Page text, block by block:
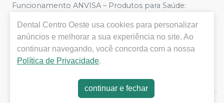
Funcionamento ANVISA – Produtos para Saúde:
Segurança - Fotos meramente ilustrativas - Os preços e
condições da loja virtual estão sujeitos a alterações. Em
caso de divergência de preços no site, o valor válido é o
do Carrinho de Compra. Não vendemos por atacado,
compras de grandes volumes pelo site.
Dental Centro Oeste usa cookies para personalizar
anúncios e melhorar a sua experiência no site. Ao
continuar navegando, você concorda com a nossa
Política de Privacidade.
continuar e fechar